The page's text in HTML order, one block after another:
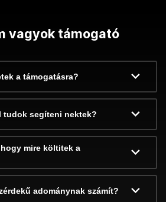
vagyok támogató
a támogatásra?
tudok segíteni nektek?
mire költitek a
adománynak számít?